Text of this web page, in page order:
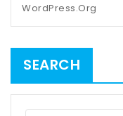
WordPress.org
SEARCH